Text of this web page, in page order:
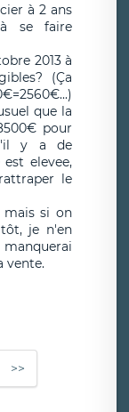
à 2 ans
se faire
2013 à
(Ça
que la
pour
y a de
elevee,
le
mais si on
je n'en
vente.
>>